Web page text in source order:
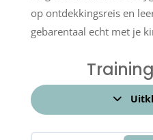
op ontdekkingsreis en
gebarentaal echt met je